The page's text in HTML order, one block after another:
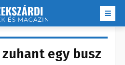
egy busz